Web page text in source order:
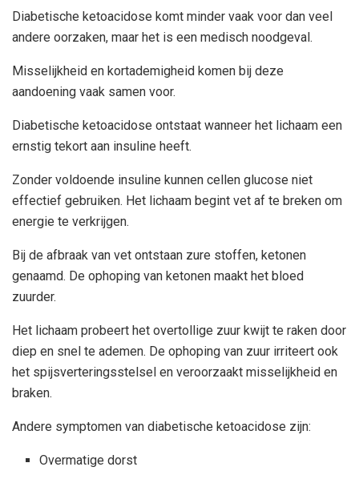
Diabetische ketoacidose komt minder vaak voor dan veel
andere oorzaken, maar het is een medisch noodgeval.
Misselijkheid en kortademigheid komen bij deze
aandoening vaak samen voor.
Diabetische ketoacidose ontstaat wanneer het lichaam een
ernstig tekort aan insuline heeft.
Zonder voldoende insuline kunnen cellen glucose niet
effectief gebruiken. Het lichaam begint vet af te breken om
energie te verkrijgen.
Bij de afbraak van vet ontstaan zure stoffen, ketonen
genaamd. De ophoping van ketonen maakt het bloed
zuurder.
Het lichaam probeert het overtollige zuur kwijt te raken door
diep en snel te ademen. De ophoping van zuur irriteert ook
het spijsverteringsstelsel en veroorzaakt misselijkheid en
braken.
Andere symptomen van diabetische ketoacidose zijn:
Overmatige dorst